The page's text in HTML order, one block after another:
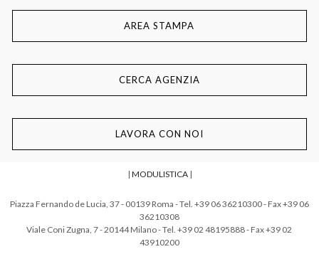
AREA STAMPA
CERCA AGENZIA
LAVORA CON NOI
| MODULISTICA|
Piazza Fernando de Lucia, 37 - 00139 Roma - Tel. +39 06 36210300 - Fax +39 06
36210308
Viale Coni Zugna, 7 - 20144 Milano - Tel. +39 02 48195888 - Fax +39 02
43910200